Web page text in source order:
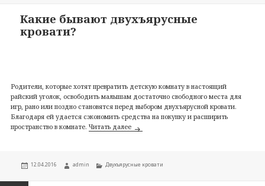
Какие бывают двухъярусные
кровати?
Родители, которые хотят превратить детскую комнату в настоящий
райский уголок, освободить малышам достаточно свободного места для
игр, рано или поздно становятся перед выбором двухъярусной кровати.
Благодаря ей удается сэкономить средства на покупку и расширить
пространство в комнате. Читать далее Какие бывают двухъярусные кровати?
Опубликовано
12.04.2016 Автор
admin Рубрики
Двухъярусные кровати